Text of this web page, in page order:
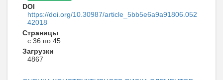
DOI
https://doi.org/10.30987/article_5bb5e6a9a91806.052
42018
Страницы
с 36 по 45
Загрузки
4867